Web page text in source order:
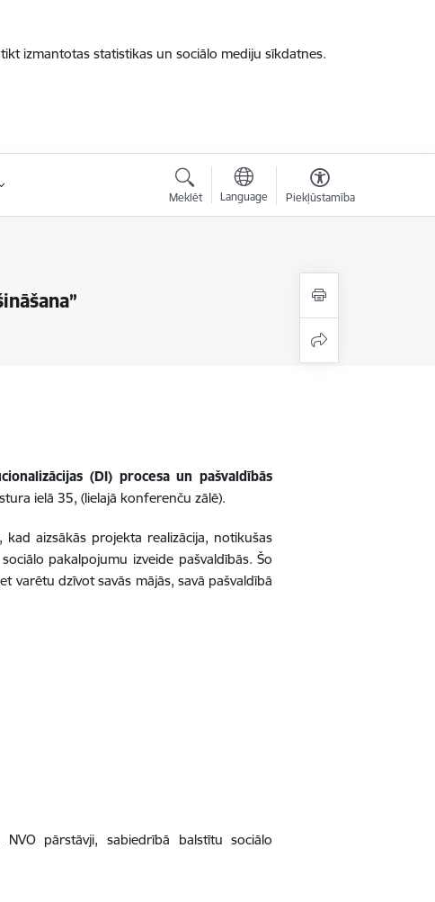
izmantotas statistikas un sociālo mediju sīkdatnes.
Meklēt Language Piekļūstamība
(DI) procesa un pašvaldībās
ielā 35, (lielajā konferenču zālē).
aizsākās projekta realizācija, notikušas
pakalpojumu izveide pašvaldībās. Šo
varētu dzīvot savās mājās, savā pašvaldībā
pārstāvji, sabiedrībā balstītu sociālo